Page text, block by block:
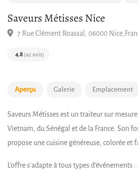
Saveurs Métisses Nice
Aperçu Galerie Emplacement
Saveurs Métisses est un traiteur sur
Vietnam, du Sénégal et de la France. Son
propose une cuisine généreuse, colorée et
L’offre s’adapte à tous types